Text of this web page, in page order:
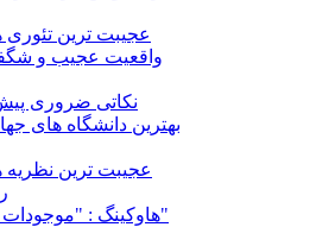
عجیبت ترین
نکاتی ضروری
بهترین دانشگاه های
عجیبت ترین
هاوكينگ : "موجودات فضايي وجود دارند"